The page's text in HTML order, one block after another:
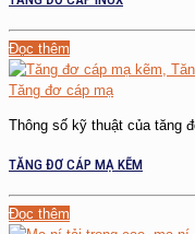
Đọc thêm
Thông số kỹ thuật của tăng
TĂNG ĐƠ CÁP MẠ KẼM
Đọc thêm